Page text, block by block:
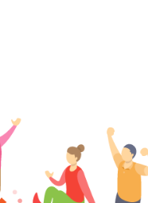
プロダクト